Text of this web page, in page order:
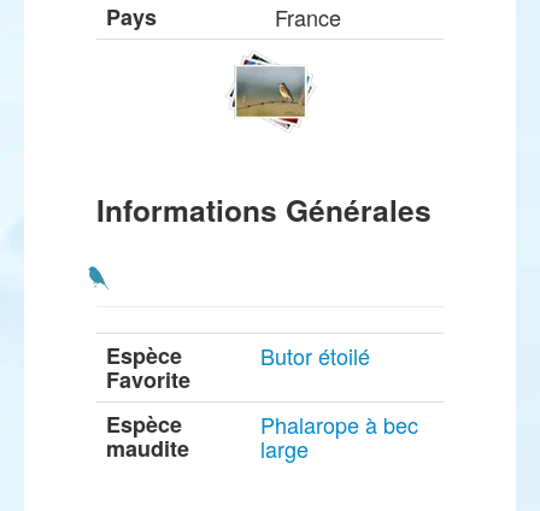
Pays France
Informations Générales
Espèce
Favorite
Butor étoilé
Espèce
maudite
Phalarope à bec
large